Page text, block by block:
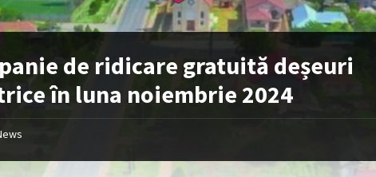
de ridicare gratuită deșeuri
în luna noiembrie 2024